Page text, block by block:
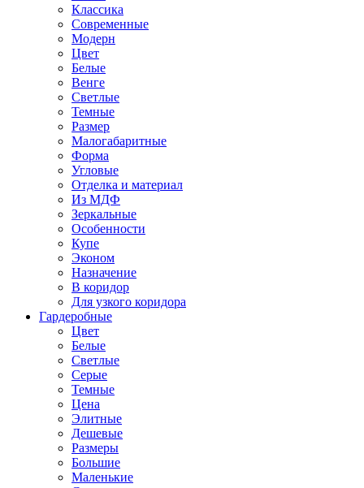
Классика
Современные
Модерн
Цвет
Белые
Венге
Светлые
Темные
Размер
Малогабаритные
Форма
Угловые
Отделка и материал
Из МДФ
Зеркальные
Особенности
Купе
Эконом
Назначение
В коридор
Для узкого коридора
Гардеробные
Цвет
Белые
Светлые
Серые
Темные
Цена
Элитные
Дешевые
Размеры
Большие
Маленькие